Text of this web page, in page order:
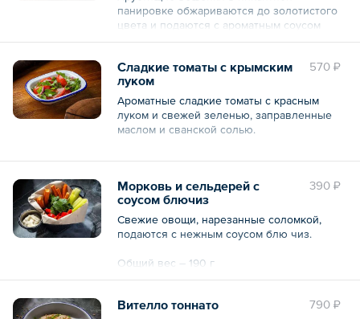
панировке обжариваются до золотистого
цвета и подаются с ароматным соусом
барбекю с чили и дымным послевкусием.
Общий вес – 160 г 570 ₽
Сладкие томаты с крымским
луком
Ароматные сладкие томаты с красным
луком и свежей зеленью, заправленные
маслом и сванской солью.
Общий вес – 200 г
390 ₽
Морковь и сельдерей с
соусом блючиз
Свежие овощи, нарезанные соломкой,
подаются с нежным соусом блю чиз.
Общий вес – 190 г
790 ₽
Вителло тоннато